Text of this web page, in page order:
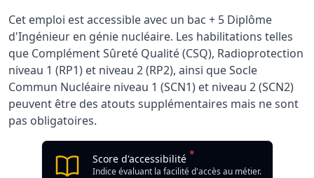
Cet emploi est accessible avec un bac + 5 Diplôme
d'Ingénieur en génie nucléaire. Les habilitations telles
que Complément Sûreté Qualité (CSQ), Radioprotection
niveau 1 (RP1) et niveau 2 (RP2), ainsi que Socle
Commun Nucléaire niveau 1 (SCN1) et niveau 2 (SCN2)
peuvent être des atouts supplémentaires mais ne sont
pas obligatoires.
Score d'accessibilité *
Indice évaluant la facilité d'accès au métier.